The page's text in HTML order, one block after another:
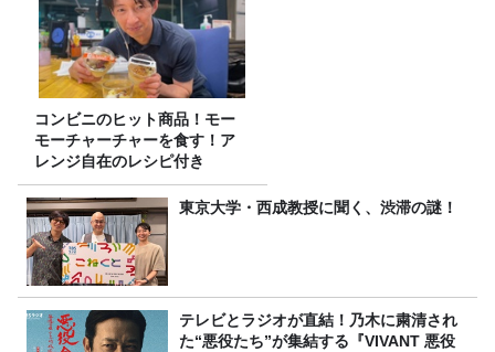
コンビニのヒット商品！モー
モーチャーチャーを食す！ア
レンジ自在のレシピ付き
東京大学・西成教授に聞く、渋滞の謎！
テレビとラジオが直結！乃木に粛清され
た“悪役たち”が集結する『VIVANT 悪役